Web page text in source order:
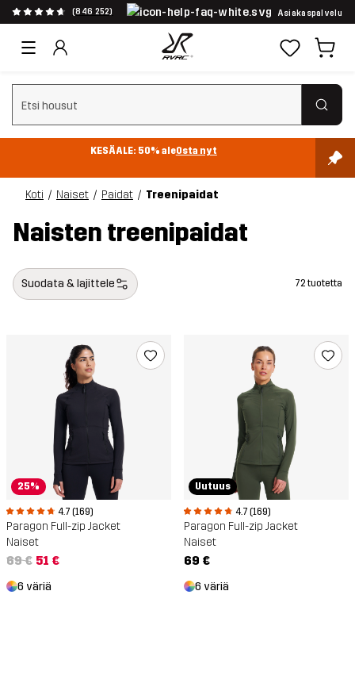
(846 252) Asiakaspalvelu
Tyhjennä haku
KESÄALE: 50% aleOsta nyt
Koti Naiset Paidat Treenipaidat
Naisten treenipaidat
Suodata & lajittele 72 tuotetta
25%
4.7 (169)
Paragon Full-zip Jacket
Naiset
69 € 51 €
6 väriä
Uutuus
4.7 (169)
Paragon Full-zip Jacket
Naiset
69 €
6 väriä